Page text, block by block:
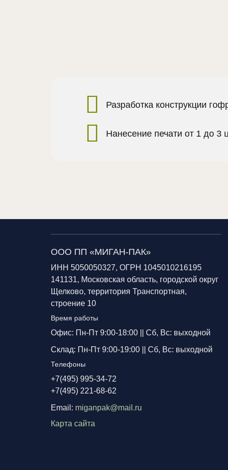
Разработка конструкции
Нанесение печати от 1 до 3
ООО ПП «МИГАН-ПАК»
ИНН 5050050327, ОГРН 1045010216195
141131, Московская область, городской округ
Щелково, территория Транспортная,
строение 10
Время работы
Офис: Пн-Пт 9:00-18:00 || Сб, Вс: выходной
Склад: Пн-Пт 9:00-19:00 || Сб, Вс: выходной
Телефоны
+7(495) 995-34-72
+7(495) 221-68-62
Email: miganpak@mail.ru
Карта сайта